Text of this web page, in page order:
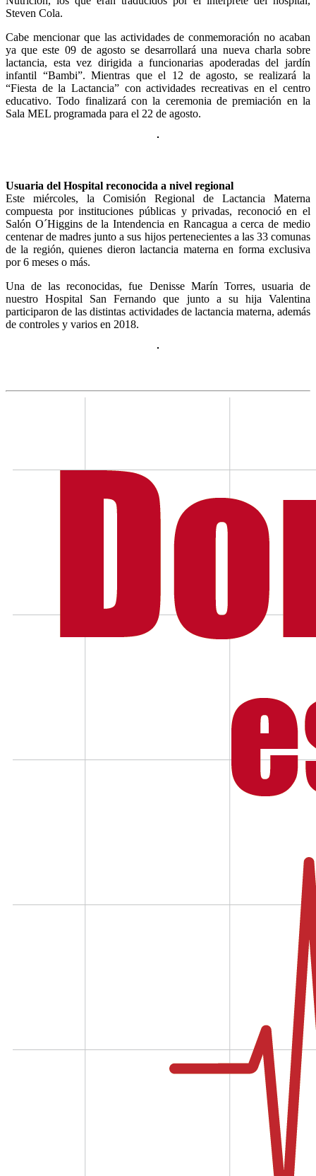
Steven Cola.
Cabe mencionar que las actividades de conmemoración no acaban
ya que este 09 de agosto se desarrollará una nueva charla sobre
lactancia, esta vez dirigida a funcionarias apoderadas del jardín
infantil “Bambi”. Mientras que el 12 de agosto, se realizará la
“Fiesta de la Lactancia” con actividades recreativas en el centro
educativo. Todo finalizará con la ceremonia de premiación en la
Sala MEL programada para el 22 de agosto.
Usuaria del Hospital reconocida a nivel regional
Este miércoles, la Comisión Regional de Lactancia Materna
compuesta por instituciones públicas y privadas, reconoció en el
Salón O´Higgins de la Intendencia en Rancagua a cerca de medio
centenar de madres junto a sus hijos pertenecientes a las 33 comunas
de la región, quienes dieron lactancia materna en forma exclusiva
por 6 meses o más.
Una de las reconocidas, fue Denisse Marín Torres, usuaria de
nuestro Hospital San Fernando que junto a su hija Valentina
participaron de las distintas actividades de lactancia materna, además
de controles y varios en 2018.